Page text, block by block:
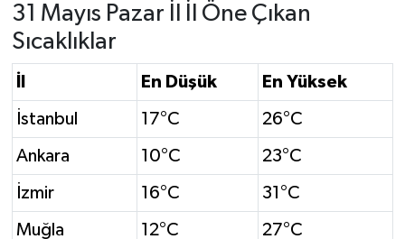
31 Mayıs Pazar İl İl Öne Çıkan
Sıcaklıklar
En Düşük En Yüksek
İstanbul 17°C 26°C
Ankara 10°C 23°C
İzmir 16°C 31°C
Muğla 12°C 27°C